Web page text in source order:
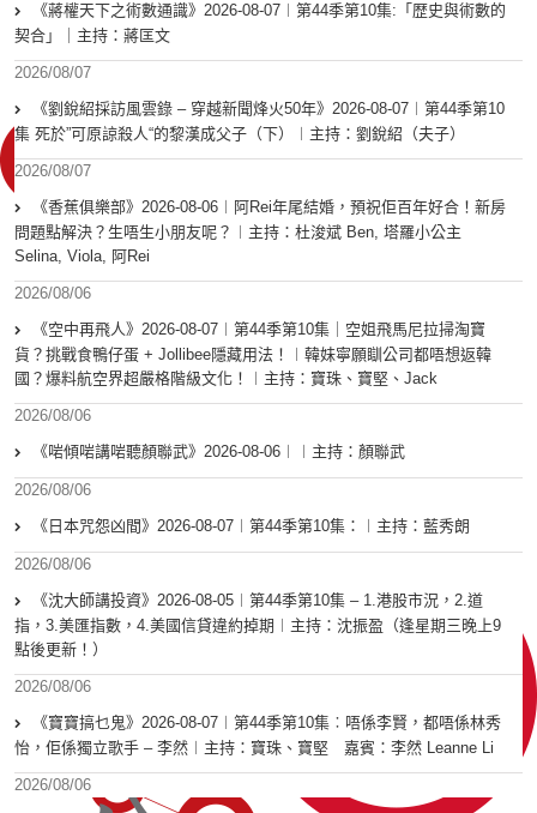
《蔣權天下之術數通識》2026-08-07︱第44季第10集:「歴史與術數的
契合」｜主持：蔣匡文
2026/08/07
《劉銳紹採訪風雲錄 – 穿越新聞烽火50年》2026-08-07︱第44季第10
集 死於”可原諒殺人“的黎漢成父子（下）︱主持：劉銳紹（夫子）
2026/08/07
《香蕉俱樂部》2026-08-06︱阿Rei年尾結婚，預祝佢百年好合！新房
問題點解決？生唔生小朋友呢？︱主持：杜浚斌 Ben, 塔羅小公主
Selina, Viola, 阿Rei
2026/08/06
《空中再飛人》2026-08-07︱第44季第10集｜空姐飛馬尼拉掃淘寶
貨？挑戰食鴨仔蛋 + Jollibee隱藏用法！︱韓妹寧願瞓公司都唔想返韓
國？爆料航空界超嚴格階級文化！︱主持：寶珠、寶堅、Jack
2026/08/06
《啱傾啱講啱聽顏聯武》2026-08-06︱︱主持：顏聯武
2026/08/06
《日本咒怨凶間》2026-08-07︱第44季第10集：︱主持：藍秀朗
2026/08/06
《沈大師講投資》2026-08-05︱第44季第10集 – 1.港股市況，2.道
指，3.美匯指數，4.美國信貸違約掉期︱主持：沈振盈（逢星期三晚上9
點後更新！）
2026/08/06
《寶寶搞乜鬼》2026-08-07︱第44季第10集︰唔係李賢，都唔係林秀
怡，佢係獨立歌手 – 李然︱主持：寶珠、寶堅 嘉賓：李然 Leanne Li
2026/08/06